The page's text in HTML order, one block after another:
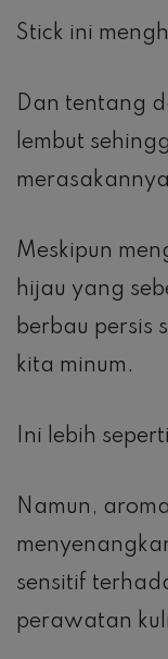
Stick ini
Dan tentang
lembut
Meskipun
hijau yang
berbau persis
kita minum.
Ini lebih
Namun,
sensitif
perawatan